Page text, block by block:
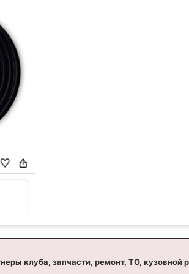
клуба, запчасти, ремонт, ТО, кузовной